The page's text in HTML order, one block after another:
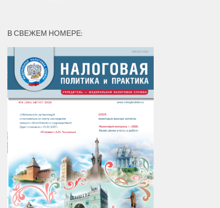
В СВЕЖЕМ НОМЕРЕ: